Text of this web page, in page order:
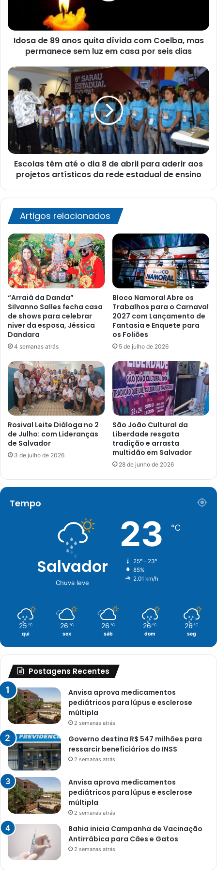
mas
permanece
em
casa
por
seis
dias
Idosa de 89 anos quita dívida com Coelba, mas
permanece sem luz em casa por seis dias
Escolas
têm
até
o
dia
8
abril
para
aderir
aos
rede
estadual
de
ensino
Escolas têm até o dia 8 de abril para aderir aos
projetos artísticos da rede estadual de ensino
Artigos relacionados
“Arraiá da Danda”
Silvanno Salles fecha casa
de shows para celebrar
niver da esposa, Jéssica
Dandara
4 semanas atrás
Bloco Namoral Abre os
Trabalhos para o Carnaval
2027 com Lançamento de
Fantasia e Enquete para
os Foliões
5 de julho de 2026
Rosival Leite Diáloga no 2
de Julho: com Lideranças
de Salvador
3 de julho de 2026
São João Cultural da
Liberdade resgata
tradição e arrasta
multidão em Salvador
28 de junho de 2026
Tempo
Salvador
Chuva leve
23 ℃
25º - 23º
85%
2.01 km/h
25 ℃
qui
26 ℃
sex
26 ℃
sáb
26 ℃
dom
26 ℃
seg
Postagens Recentes
Anvisa aprova medicamentos
pediátricos para lúpus e esclerose
múltipla
2 semanas atrás
Governo destina R$ 547 milhões para
ressarcir beneficiários do INSS
2 semanas atrás
Anvisa aprova medicamentos
pediátricos para lúpus e esclerose
múltipla
2 semanas atrás
Bahia inicia Campanha de Vacinação
Antirrábica para Cães e Gatos
2 semanas atrás